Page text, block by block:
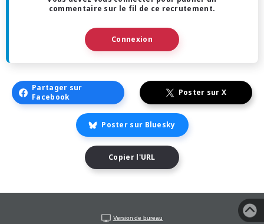
commentaire sur le fil de ce recrutement.
Connexion
Partager sur
Facebook
Poster sur X
Poster sur Bluesky
Copier l'URL
Version de bureau